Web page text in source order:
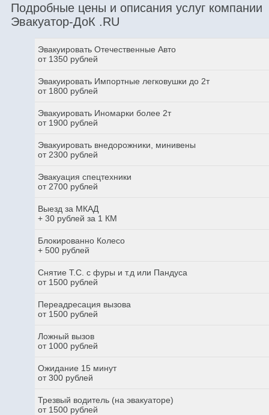
Подробные цены и описания услуг компании
Эвакуатор-ДоК .RU
Эвакуировать Отечественные Авто
от 1350 рублей
Эвакуировать Импортные легковушки до 2т
от 1800 рублей
Эвакуировать Иномарки более 2т
от 1900 рублей
Эвакуировать внедорожники, минивены
от 2300 рублей
Эвакуация спецтехники
от 2700 рублей
Выезд за МКАД
+ 30 рублей за 1 КМ
Блокированно Колесо
+ 500 рублей
Снятие Т.С. с фуры и т.д или Пандуса
от 1500 рублей
Переадресация вызова
от 1500 рублей
Ложный вызов
от 1000 рублей
Ожидание 15 минут
от 300 рублей
Трезвый водитель (на эвакуаторе)
от 1500 рублей